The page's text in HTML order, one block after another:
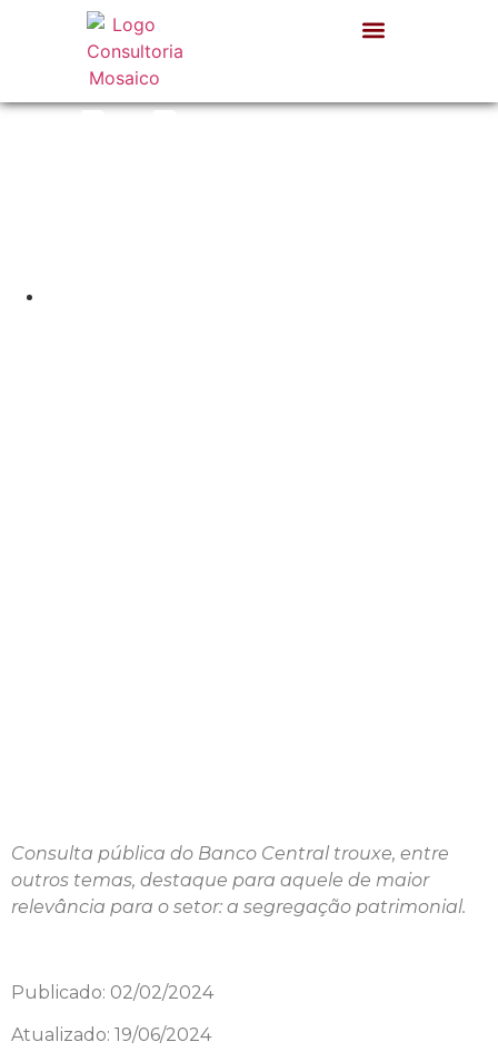
Consulta pública do Banco Central trouxe, entre
outros temas, destaque para aquele de maior
relevância para o setor: a segregação patrimonial.
Publicado: 02/02/2024
Atualizado: 19/06/2024